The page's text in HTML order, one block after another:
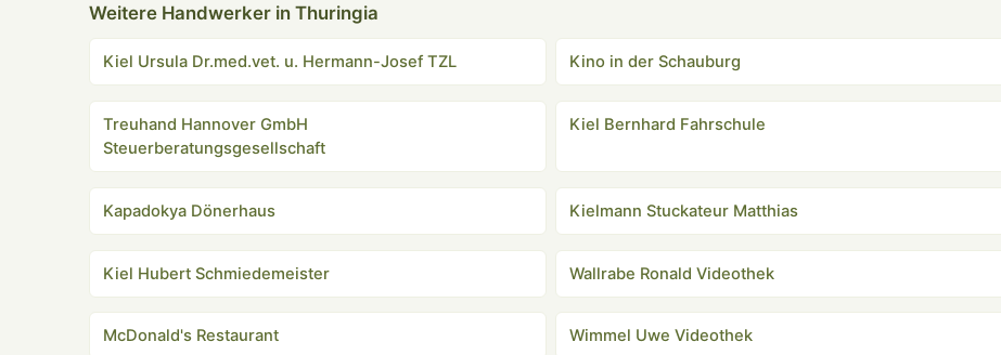
Weitere Handwerker in Thuringia
Kiel Ursula Dr.med.vet. u. Hermann-Josef TZL Kino in der Schauburg
Treuhand Hannover GmbH
Steuerberatungsgesellschaft
Kiel Bernhard Fahrschule
Kapadokya Dönerhaus Kielmann Stuckateur Matthias
Kiel Hubert Schmiedemeister Wallrabe Ronald Videothek
McDonald's Restaurant Wimmel Uwe Videothek